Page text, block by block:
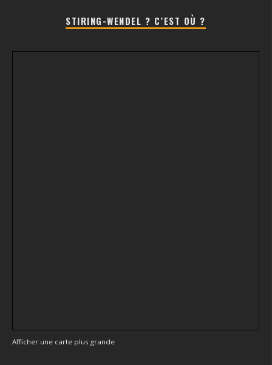
STIRING-WENDEL ? C’EST OÙ ?
Afficher une carte plus grande